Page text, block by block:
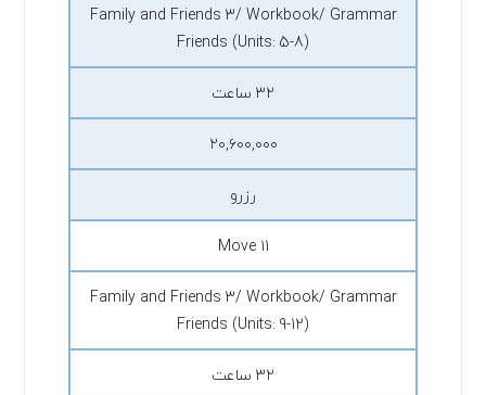
Family and Friends 3/ Workbook/ Grammar
Friends (Units: 5-8)
۳۲ ساعت
۲۰,۶۰۰,۰۰۰
رزرو
Move 11
Family and Friends 3/ Workbook/ Grammar
Friends (Units: 9-12)
۳۲ ساعت